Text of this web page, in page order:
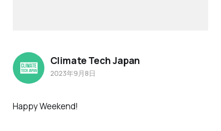
Happy Weekend!
Climate Tech Japan
2023年9月8日